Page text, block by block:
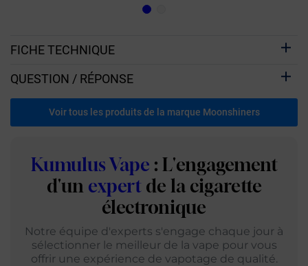
FICHE TECHNIQUE
QUESTION / RÉPONSE
Voir tous les produits de la marque Moonshiners
Kumulus Vape : L'engagement
d'un expert de la cigarette
électronique
Notre équipe d'experts s'engage chaque jour à
sélectionner le meilleur de la vape pour vous
offrir une expérience de vapotage de qualité.